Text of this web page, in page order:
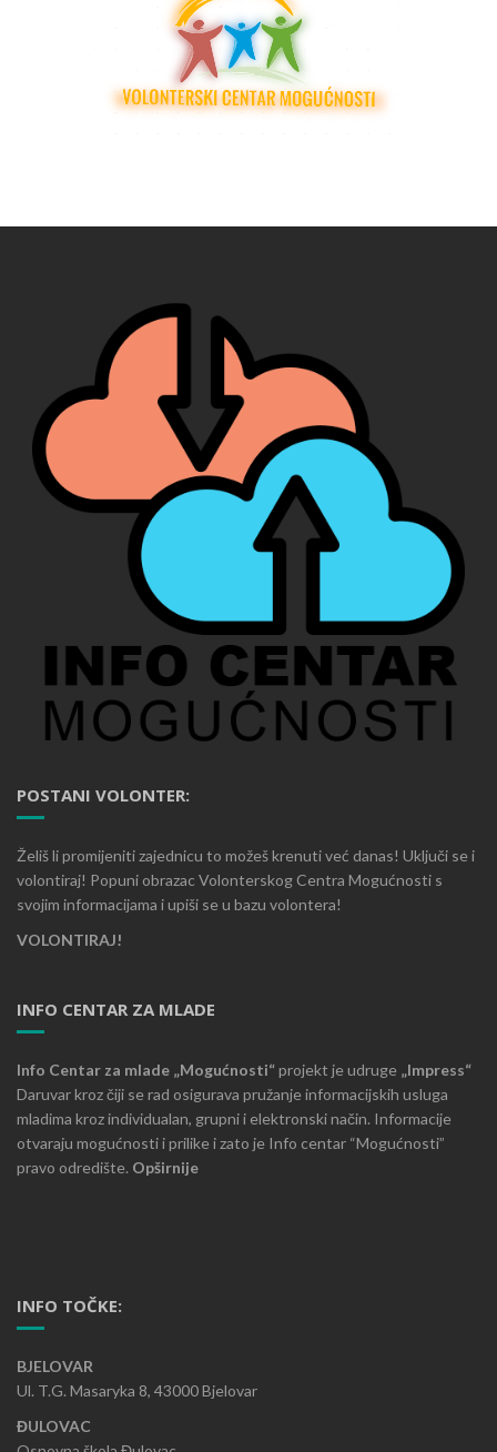
POSTANI VOLONTER:
Želiš li promijeniti zajednicu to možeš krenuti već danas! Uključi se i
volontiraj! Popuni obrazac Volonterskog Centra Mogućnosti s
svojim informacijama i upiši se u bazu volontera!
VOLONTIRAJ!
INFO CENTAR ZA MLADE
Info Centar za mlade „Mogućnosti“projekt je udruge „Impress“
Daruvar kroz čiji se rad osigurava pružanje informacijskih usluga
mladima kroz individualan, grupni i elektronski način. Informacije
otvaraju mogućnosti i prilike i zato je Info centar “Mogućnosti”
pravo odredište. Opširnije
INFO TOČKE:
BJELOVAR
Ul. T.G. Masaryka 8, 43000 Bjelovar
ĐULOVAC